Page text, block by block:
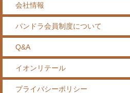
会社情報
パンドラ会員制度について
Q&A
イオンリテール
プライバシーポリシー